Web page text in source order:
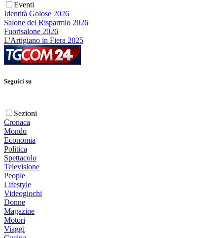
Eventi
Identità Golose 2026
Salone del Risparmio 2026
Fuorisalone 2026
L'Artigiano in Fiera 2025
Seguici su
Sezioni
Cronaca
Mondo
Economia
Politica
Spettacolo
Televisione
People
Lifestyle
Videogiochi
Donne
Magazine
Motori
Viaggi